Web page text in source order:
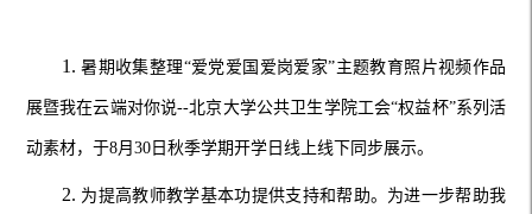
1.暑期收集整理“爱党爱国爱岗爱家”主题教育照片视频作品
展暨我在云端对你说--北京大学公共卫生学院工会“权益杯”系列活
动素材，于8月30日秋季学期开学日线上线下同步展示。
2. 为提高教师教学基本功提供支持和帮助。为进一步帮助我